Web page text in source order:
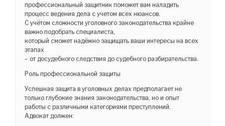
профессиональный защитник поможет вам наладить
процесс ведения дела с учетом всех нюансов.
С учётом сложности уголовного законодательства крайне
важно подобрать специалиста,
который сможет надёжно защищать ваши интересы на всех
этапах
– от досудебного следствия до судебного разбирательства.
Роль профессиональной защиты
Успешная защита в уголовных делах предполагает не
только глубокие знания законодательства, но и опыт
работы с различными категориями преступлений.
Адвокат должен: